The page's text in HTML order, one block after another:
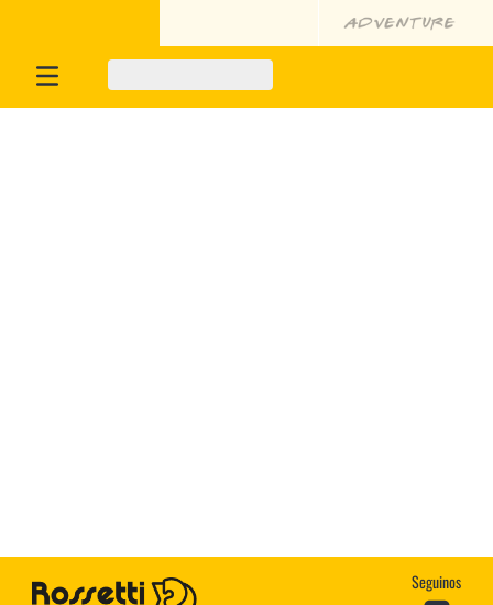
Seguinos